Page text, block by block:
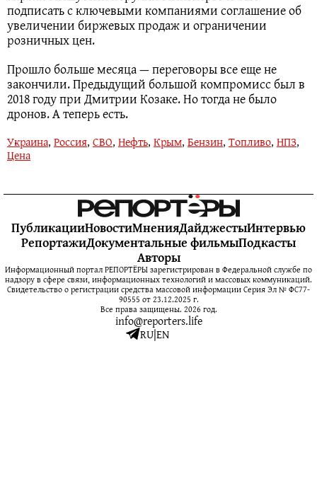
подписать с ключевыми компаниями соглашение об
увеличении биржевых продаж и ограничении
розничных цен.
Прошло больше месяца — переговоры все еще не
закончили. Предыдущий большой компромисс был в
2018 году при Дмитрии Козаке. Но тогда не было
дронов. А теперь есть.
Украина, Россия, СВО, Нефть, Крым, Бензин, Топливо, НПЗ,
Цена
ПубликацииНовостиМненияДайджестыИнтервью
РепортажиДокументальные фильмыПодкасты
Авторы
Информационный портал РЕПОРТЁРЫ зарегистрирован в Федеральной службе по
надзору в сфере связи, информационных технологий и массовых коммуникаций.
Свидетельство о регистрации средства массовой информации Серия Эл № ФС77-
90555 от 23.12.2025 г.
Все права защищены. 2026 год.
info@reporters.life
RU|EN